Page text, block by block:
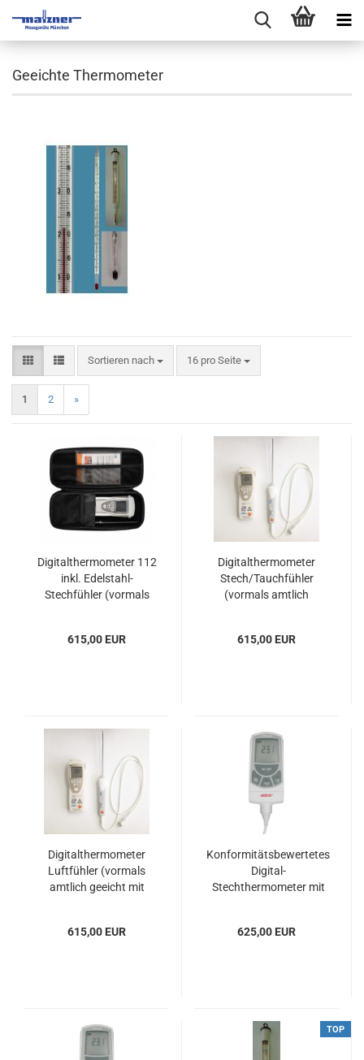
Geeichte Thermometer
Sortieren nach
Sortieren nach 16 pro Seite
pro Seite
1 2 »
Digitalthermometer 112
inkl. Edelstahl-
Stechfühler (vormals
Konformitätsbewertet
615,00 EUR
Digitalthermometer
Stech/Tauchfühler
(vormals amtlich
Konformitätsbewertet
615,00 EUR
Digitalthermometer
Luftfühler (vormals
amtlich geeicht mit
615,00 EUR
Konformitätsbewertetes
Digital-
Stechthermometer mit
625,00 EUR
TOP